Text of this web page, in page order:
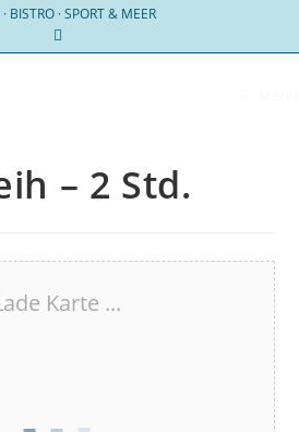
BISTRO · SPORT & MEER
– 2 Std.
Karte ...